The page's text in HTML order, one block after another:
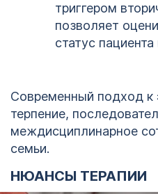
триггером
позволяет
статус
Современный подход к
терпение,
междисциплинарное
семьи.
НЮАНСЫ ТЕРАПИИ